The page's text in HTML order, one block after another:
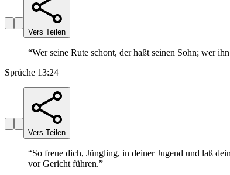
Vers Teilen
“Wer seine Rute schont, der haßt seinen Sohn; wer
Sprüche 13:24
Vers Teilen
“So freue dich, Jüngling, in deiner Jugend und laß
vor Gericht führen.”